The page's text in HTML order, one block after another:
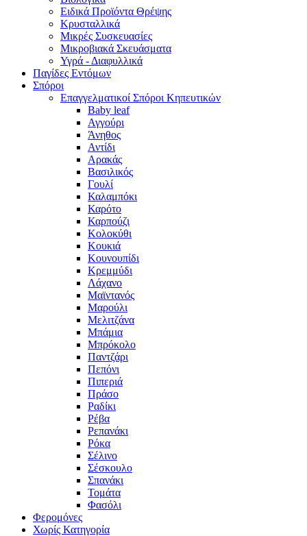
Ειδικά Προϊόντα Θρέψης
Κρυσταλλικά
Μικρές Συσκευασίες
Μικροβιακά Σκευάσματα
Υγρά - Διαφυλλικά
Παγίδες Εντόμων
Σπόροι
Επαγγελματικοί Σπόροι Κηπευτικών
Baby leaf
Αγγούρι
Άνηθος
Αντίδι
Αρακάς
Βασιλικός
Γουλί
Καλαμπόκι
Καρότο
Καρπούζι
Κολοκύθι
Κουκιά
Κουνουπίδι
Κρεμμύδι
Λάχανο
Μαϊντανός
Μαρούλι
Μελιτζάνα
Μπάμια
Μπρόκολο
Παντζάρι
Πεπόνι
Πιπεριά
Πράσο
Ραδίκι
Ρέβα
Ρεπανάκι
Ρόκα
Σέλινο
Σέσκουλο
Σπανάκι
Τομάτα
Φασόλι
Φερομόνες
Χωρίς Κατηγορία